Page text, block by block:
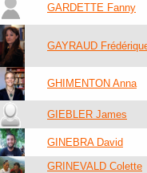
GARDETTE Fanny
GAYRAUD
GHIMENTON Anna
GIEBLER James
GINEBRA David
GRINEVALD Colette